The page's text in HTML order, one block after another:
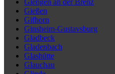
Giengen an der Brenz
Gießen
Gifhorn
Ginsheim-Gustavsburg
Gladbeck
Gladenbach
Glashütte
Glauchau